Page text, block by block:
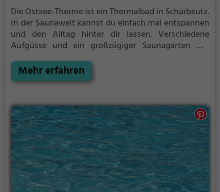
Die Ostsee-Therme ist ein Thermalbad in Scharbeutz.
In der Saunawelt kannst du einfach mal entspannen
und den Alltag hinter dir lassen. Verschiedene
Aufgüsse und ein großzügiger Saunagarten mit
Wellnessangebot der Ostsee-Therme perfekt ab.
Mehr erfahren